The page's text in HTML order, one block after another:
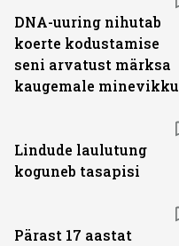
DNA-uuring nihutab
koerte kodustamise
seni arvatust märksa
kaugemale minevikku
Lindude laulutung
koguneb tasapisi
Pärast 17 aastat